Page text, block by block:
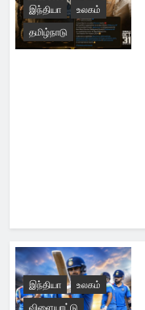
இந்தியா
உலகம்
தமிழ்நாடு
இந்தியா
உலகம்
விளையாட்டு